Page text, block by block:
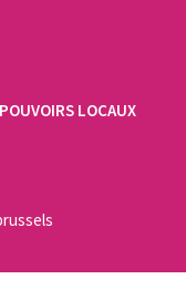
LOCAUX